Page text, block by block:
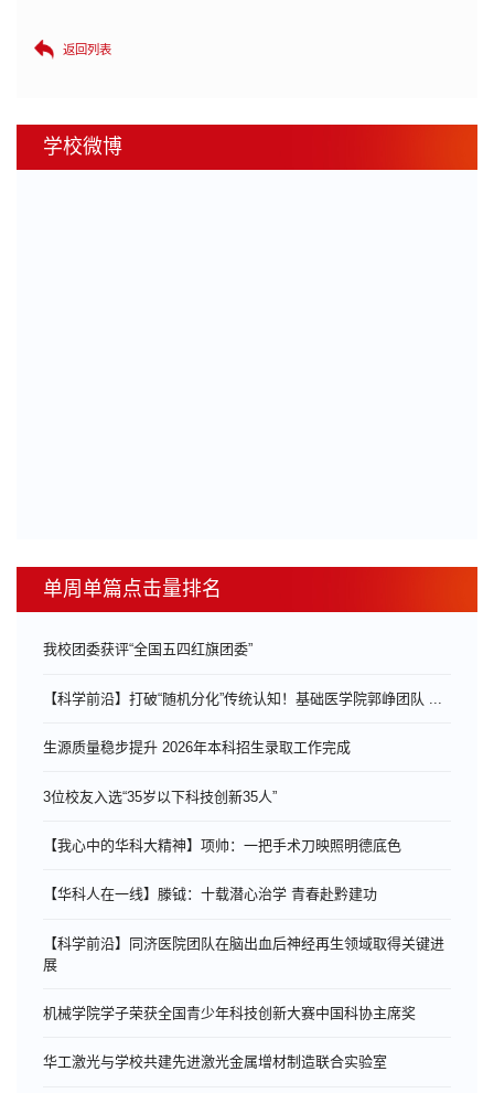
返回列表
学校微博
单周单篇点击量排名
我校团委获评“全国五四红旗团委”
【科学前沿】打破“随机分化”传统认知！基础医学院郭峥团队 ...
生源质量稳步提升 2026年本科招生录取工作完成
3位校友入选“35岁以下科技创新35人”
【我心中的华科大精神】项帅：一把手术刀映照明德底色
【华科人在一线】滕钺：十载潜心治学 青春赴黔建功
【科学前沿】同济医院团队在脑出血后神经再生领域取得关键进
展
机械学院学子荣获全国青少年科技创新大赛中国科协主席奖
华工激光与学校共建先进激光金属增材制造联合实验室